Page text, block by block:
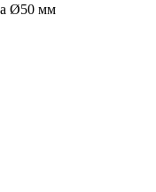
Ø50 мм